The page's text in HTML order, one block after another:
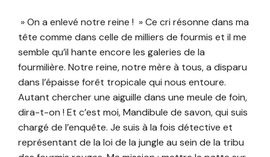
» On a enlevé notre reine ! » Ce cri résonne dans ma
tête comme dans celle de milliers de fourmis et il me
semble qu’il hante encore les galeries de la
fourmilière. Notre reine, notre mère à tous, a disparu
dans l’épaisse forêt tropicale qui nous entoure.
Autant chercher une aiguille dans une meule de foin,
dira-t-on ! Et c’est moi, Mandibule de savon, qui suis
chargé de l’enquête. Je suis à la fois détective et
représentant de la loi de la jungle au sein de la tribu